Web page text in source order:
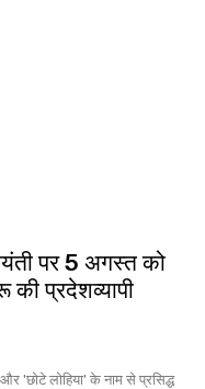
पर 5 अगस्त को
की प्रदेशव्यापी
'छोटे लोहिया' के नाम से प्रसिद्ध